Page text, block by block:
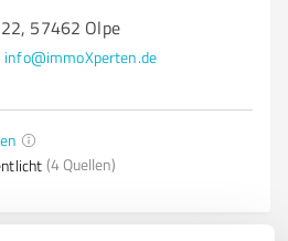
57462 Olpe
info@immoXperten.de
(4 Quellen)